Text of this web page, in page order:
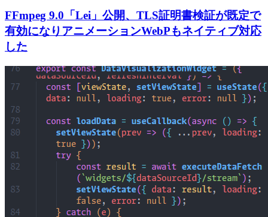
FFmpeg 9.0「Lei」公開、TLS証明書検証が既定で
有効になりアニメーションWebPもネイティブ対応
した